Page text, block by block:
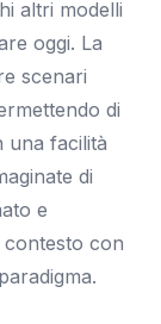
altri modelli
oggi. La
scenari
di
una facilità
di
e
con